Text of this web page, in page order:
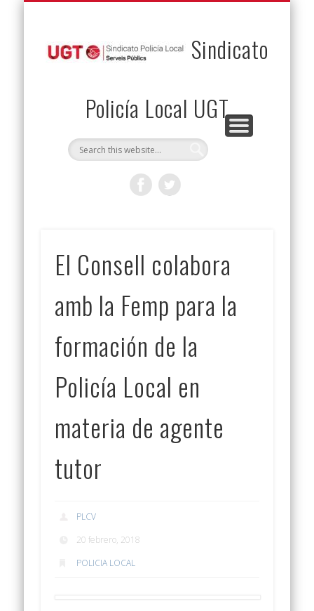
Sindicato
Policía Local UGT
El Consell colabora
amb la Femp para la
formación de la
Policía Local en
materia de agente
tutor
PLCV
20 febrero, 2018
POLICIA LOCAL